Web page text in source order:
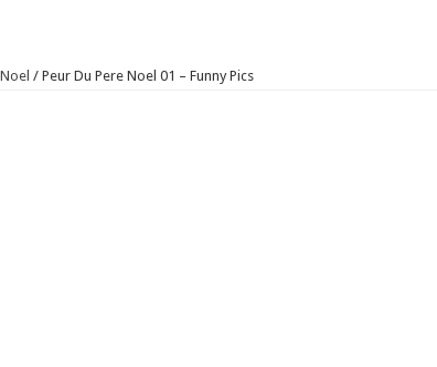
/ Peur Du Pere Noel 01 – Funny Pics